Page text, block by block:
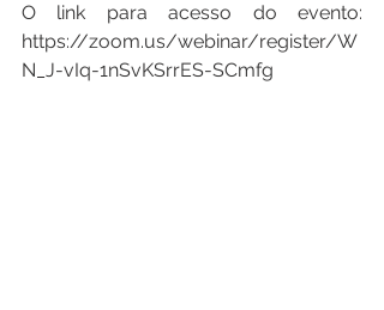
O link para acesso do evento:
https://zoom.us/webinar/register/W
N_J-vIq-1nSvKSrrES-SCmfg